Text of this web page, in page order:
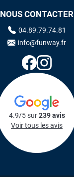
NOUS CONTACTER
04.89.79.74.81
info@funway.fr
4.9/5 sur239 avis
Voir tous les avis